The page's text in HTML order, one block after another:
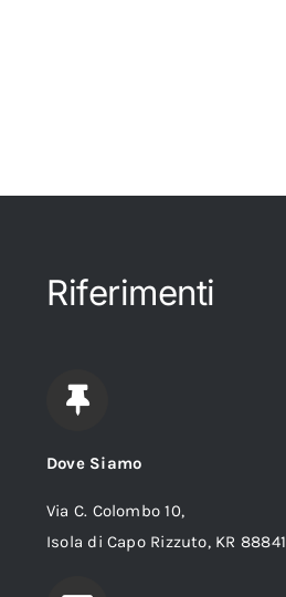
Riferimenti
Dove Siamo
Via C. Colombo 10,
Isola di Capo Rizzuto, KR 88841